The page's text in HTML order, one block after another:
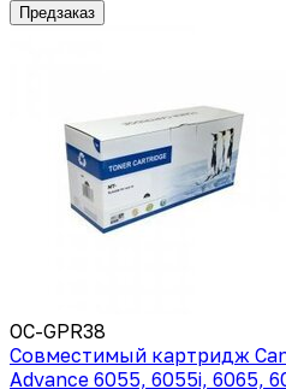
Предзаказ
OC-GPR38
Совместимый картридж
Advance 6055, 6055i, 6065,